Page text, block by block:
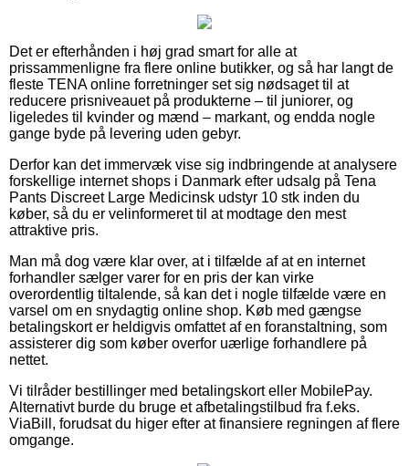
Det er efterhånden i høj grad smart for alle at
prissammenligne fra flere online butikker, og så har langt de
fleste TENA online forretninger set sig nødsaget til at
reducere prisniveauet på produkterne – til juniorer, og
ligeledes til kvinder og mænd – markant, og endda nogle
gange byde på levering uden gebyr.
Derfor kan det immervæk vise sig indbringende at analysere
forskellige internet shops i Danmark efter udsalg på Tena
Pants Discreet Large Medicinsk udstyr 10 stk inden du
køber, så du er velinformeret til at modtage den mest
attraktive pris.
Man må dog være klar over, at i tilfælde af at en internet
forhandler sælger varer for en pris der kan virke
overordentlig tiltalende, så kan det i nogle tilfælde være en
varsel om en snydagtig online shop. Køb med gængse
betalingskort er heldigvis omfattet af en foranstaltning, som
assisterer dig som køber overfor uærlige forhandlere på
nettet.
Vi tilråder bestillinger med betalingskort eller MobilePay.
Alternativt burde du bruge et afbetalingstilbud fra f.eks.
ViaBill, forudsat du higer efter at finansiere regningen af flere
omgange.